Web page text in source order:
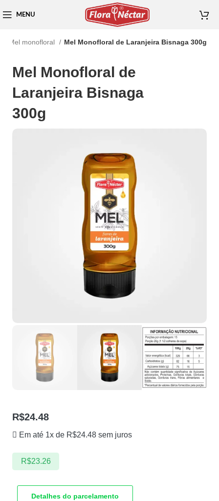
MENU
Mel monofloral Mel Monofloral de Laranjeira Bisnaga 300g
Mel Monofloral de
Laranjeira Bisnaga
300g
R$24.48
Em até 1x de R$24.48 sem juros
R$23.26
Detalhes do parcelamento